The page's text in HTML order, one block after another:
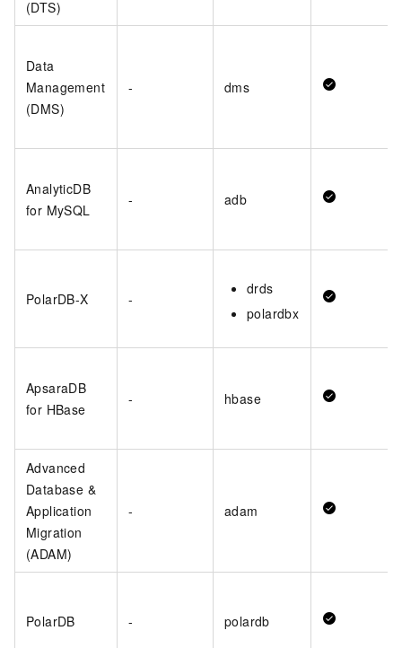
(DTS)
Data
Management
(DMS)
- dms
AnalyticDB
for MySQL
- adb
PolarDB-X -
drds
polardbx
ApsaraDB
for HBase
- hbase
Advanced
Database &
Application
Migration
(ADAM)
- adam
PolarDB - polardb